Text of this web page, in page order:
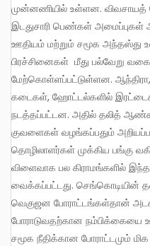
முன்னணியில் உள்ளன. விவசாயத்
இடதுசாரி பெண்கள்
ஊதியம் மற்றும் சமூக அந்தஸ்து
பிரச்சினைகள் மீது பல்வேறு
மேற்கொள்ளப்பட்டுள்ளன. ஆந்திரா,
கடைகள், ஹோட்டல்களில்
நடத்தப்பட்டன. அதில் தலித்
குவளைகள் வழங்கப்பதும்
தொழிலாளர்கள் முக்கிய பங்கு
விளைவாக பல கிராமங்களில் இந்த
வைக்கப்பட்டது.
வெகுஜன போராட்டங்கள்தான்
போராடுவதற்கான நம்பிக்கையை
சமூக நீதிக்கான போராட்டமும்